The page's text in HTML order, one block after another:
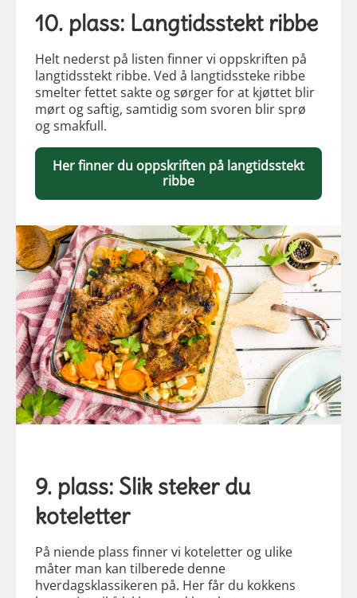
10. plass: Langtidsstekt ribbe
Helt nederst på listen finner vi oppskriften på
langtidsstekt ribbe. Ved å langtidssteke ribbe
smelter fettet sakte og sørger for at kjøttet blir
mørt og saftig, samtidig som svoren blir sprø
og smakfull.
Her finner du oppskriften på langtidsstekt
ribbe
9. plass: Slik steker du
koteletter
På niende plass finner vi koteletter og ulike
måter man kan tilberede denne
hverdagsklassikeren på. Her får du kokkens